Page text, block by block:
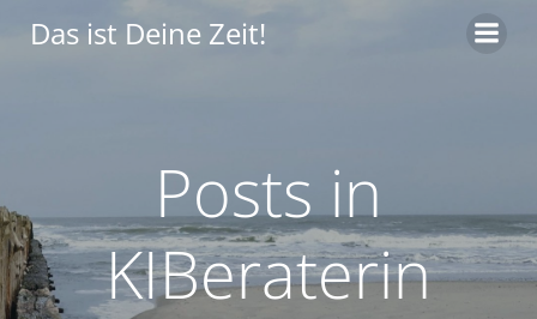
Das ist Deine Zeit!
Posts in
KIBeraterin